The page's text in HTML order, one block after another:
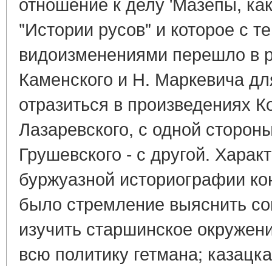
"Истории русов" и которое с
видоизменениями перешло в
Каменского и Н. Маркевича
отразиться в произведениях
Лазаревского, с одной
Грушевского - с другой.
буржуазной историографии
было стремление выяснить
изучить старшинское
всю политику гетмана;